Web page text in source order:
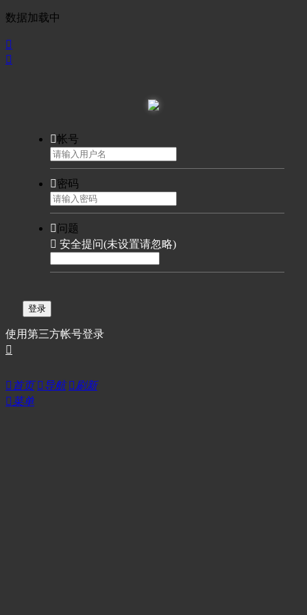
数据加载中


帐号
密码
问题
 安全提问(未设置请忽略)
登录
使用第三方帐号登录

 首页 导航  刷新
菜单